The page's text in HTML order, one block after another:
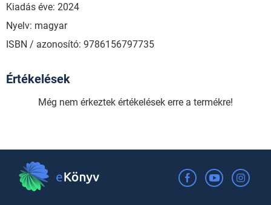
Kiadás éve: 2024
Nyelv: magyar
ISBN / azonosító: 9786156797735
Értékelések
Még nem érkeztek értékelések erre a termékre!